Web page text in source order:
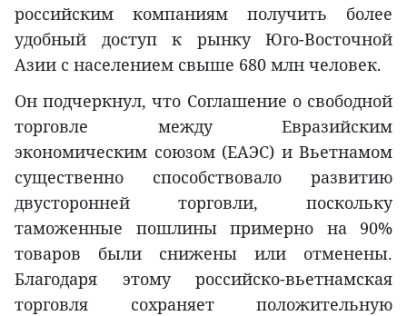
российским компаниям получить более
удобный доступ к рынку Юго-Восточной
Азии с населением свыше 680 млн человек.
Он подчеркнул, что Соглашение о свободной
торговле между Евразийским
экономическим союзом (ЕАЭС) и Вьетнамом
существенно способствовало развитию
двусторонней торговли, поскольку
таможенные пошлины примерно на 90%
товаров были снижены или отменены.
Благодаря этому российско-вьетнамская
торговля сохраняет положительную